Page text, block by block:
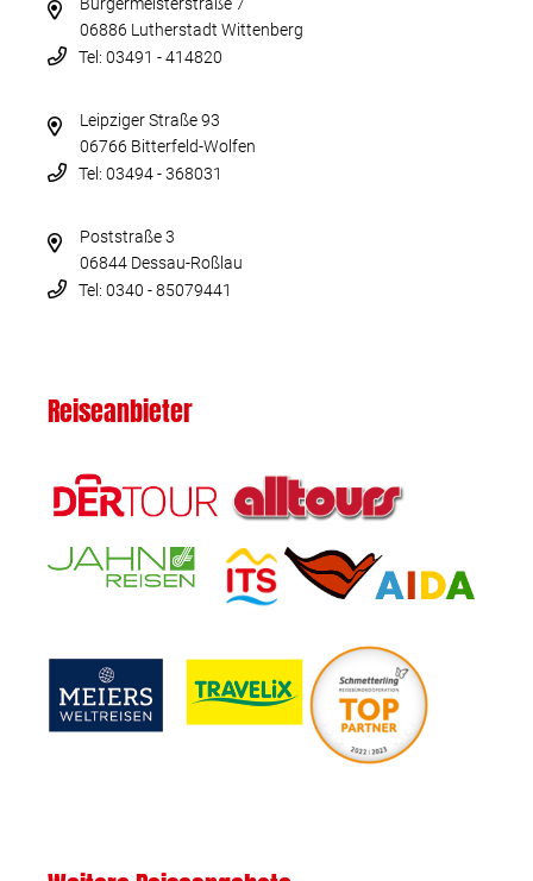
06886 Lutherstadt Wittenberg
Tel: 03491 - 414820
Leipziger Straße 93
06766 Bitterfeld-Wolfen
Tel: 03494 - 368031
Poststraße 3
06844 Dessau-Roßlau
Tel: 0340 - 85079441
Reiseanbieter